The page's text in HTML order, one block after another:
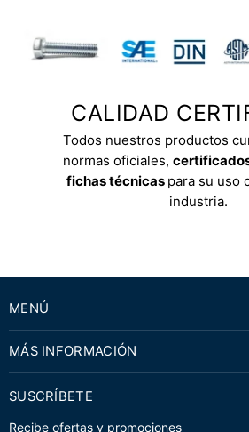
CALIDAD
Todos nuestros productos
normas oficiales,
fichas técnicas para su uso
industria.
MENÚ
MÁS INFORMACIÓN
SUSCRÍBETE
Recibe ofertas y promociones